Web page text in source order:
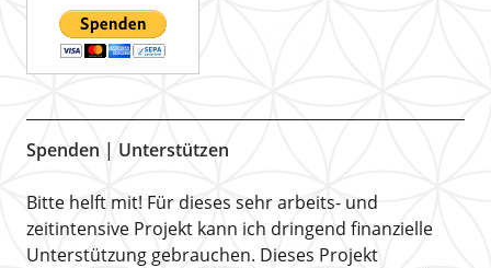
Spenden | Unterstützen
Bitte helft mit! Für dieses sehr arbeits- und
zeitintensive Projekt kann ich dringend finanzielle
Unterstützung gebrauchen. Dieses Projekt